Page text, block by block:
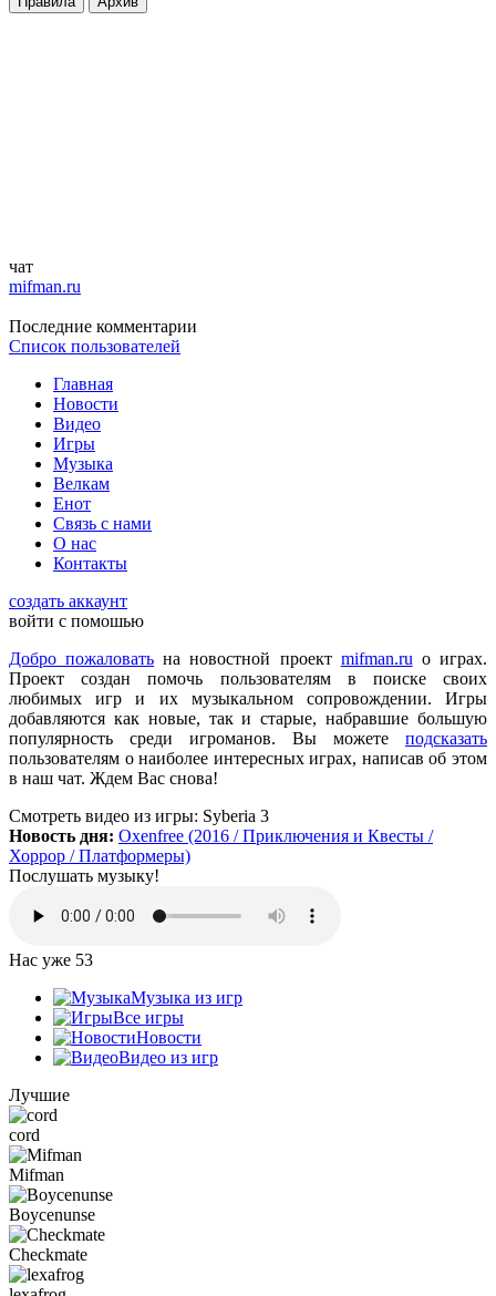
Mifman:DmitrieGaming
Palworld?
Checkmate:ometu
Что ты имеешь ввиду? На этом сайте игровые новости для
всех категорий людей, которые в той или иной форме
интересуются играми и геймерской индустрией в целом.
ometu:новости для женщин
Mifman:
Обновите, пожалуйста, игру Garry's Mod
Игра обновлена
lexafrog:
Обновите, пожалуйста, игру Garry's Mod. Много
обнов вышло, а на сайте старенькая...
cord: Grisha,
Да, есть такая и даже с дополнительной модификацией
StarCraft Cartooned (мультяшки).
Вот она:StarCraft Remastered
Grisha : Очень понравился сайт. Пожалуй я останусь здесь.
Есть ли игра Starcraft, но ремастер?
Mifman:
Цитата: Петрушка
добавьте скачивание моей любимой игры Escape From Tarkov!
Игра добавлена и доступна к скачиванию:
Escape From Tarkov
Петрушка
моей любимой игры Escape From Tarkov!
Checkmate:
Просто нужно зарегистрироваться и тогда будет доступен
торрент-файл. Там написано, что ссылка скрыта (убран
торрент — µ) видимо из-за того, что "наехал"
чат
mifman.ru
Последние комментарии
Список пользователей
Главная
Новости
Видео
Игры
Музыка
Велкам
Енот
Связь с нами
О нас
Контакты
создать аккаунт
войти с помошью
Добро пожаловать на новостной проект mifman.ru о играх.
Проект создан помочь пользователям в поиске своих
любимых игр и их музыкальном сопровождении. Игры
добавляются как новые, так и старые, набравшие большую
популярность среди игроманов. Вы можете подсказать
пользователям о наиболее интересных играх, написав об этом
в наш чат. Ждем Вас снова!
Смотреть видео из игры: Syberia 3
Новость дня: Oxenfree (2016 / Приключения и Квесты /
Хоррор / Платформеры)
Послушать музыку!
Нас уже 53
Музыка из игр
Все игры
Новости
Видео из игр
Лучшие
cord
Mifman
Boycenunse
Checkmate